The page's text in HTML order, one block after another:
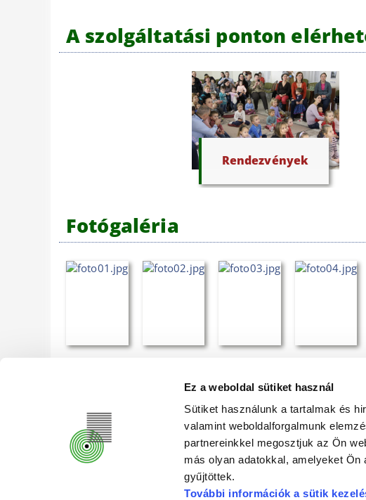
Ez a weboldal sütiket használ
Sütiket használunk a tartalmak és
valamint weboldalforgalmunk
partnereinkkel megosztjuk az Ön
más olyan adatokkal, amelyeket
gyűjtöttek.
További információk a sütik
A szolgáltatási ponton
Rendezvények
Fotógaléria
DR. KOVÁCS PÁL KÖNYVTÁR ÉS KÖZÖSSÉGI TÉR